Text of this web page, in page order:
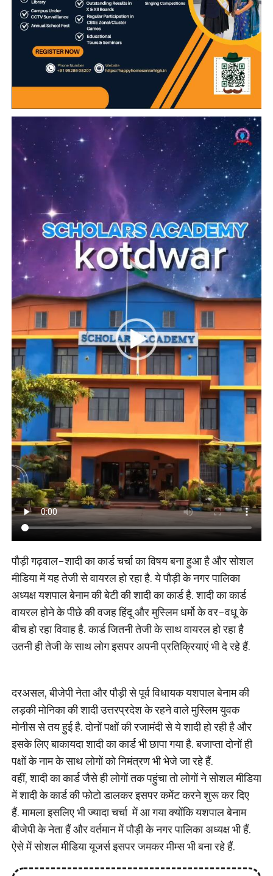
पौड़ी गढ़वाल-शादी का कार्ड चर्चा का विषय बना हुआ है और सोशल
मीडिया में यह तेजी से वायरल हो रहा है. ये पौड़ी के नगर पालिका
अध्यक्ष यशपाल बेनाम की बेटी की शादी का कार्ड है. शादी का कार्ड
वायरल होने के पीछे की वजह हिंदू और मुस्लिम धर्मो के वर-वधू के
बीच हो रहा विवाह है. कार्ड जितनी तेजी के साथ वायरल हो रहा है
उतनी ही तेजी के साथ लोग इसपर अपनी प्रतिक्रियाएं भी दे रहे हैं.
दरअसल, बीजेपी नेता और पौड़ी से पूर्व विधायक यशपाल बेनाम की
लड़की मोनिका की शादी उत्तरप्रदेश के रहने वाले मुस्लिम युवक
मोनीस से तय हुई है. दोनों पक्षों की रजामंदी से ये शादी हो रही है और
इसके लिए बाकायदा शादी का कार्ड भी छापा गया है. बजाप्ता दोनों ही
पक्षों के नाम के साथ लोगों को निमंत्रण भी भेजे जा रहे हैं.
वहीं, शादी का कार्ड जैसे ही लोगों तक पहुंचा तो लोगों ने सोशल मीडिया
में शादी के कार्ड की फोटो डालकर इसपर कमेंट करने शुरू कर दिए
हैं. मामला इसलिए भी ज्यादा चर्चा में आ गया क्योंकि यशपाल बेनाम
बीजेपी के नेता हैं और वर्तमान में पौड़ी के नगर पालिका अध्यक्ष भी हैं.
ऐसे में सोशल मीडिया यूजर्स इसपर जमकर मीम्स भी बना रहे हैं.